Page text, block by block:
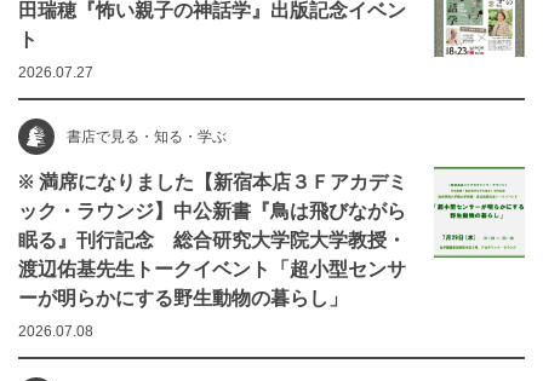
田瑞穂『怖い親子の神話学』出版記念イベン
ト
2026.07.27
書店で見る・知る・学ぶ
※ 満席になりました【新宿本店３Ｆアカデミ
ック・ラウンジ】中公新書『鳥は飛びながら
眠る』刊行記念 総合研究大学院大学教授・
渡辺佑基先生トークイベント「超小型センサ
ーが明らかにする野生動物の暮らし」
2026.07.08